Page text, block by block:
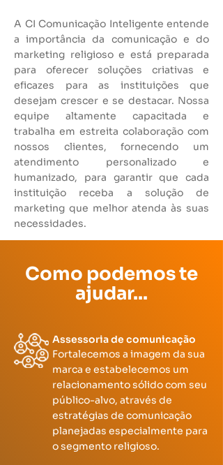
A CI Comunicação Inteligente entende
a importância da comunicação e do
marketing religioso e está preparada
para oferecer soluções criativas e
eficazes para as instituições que
desejam crescer e se destacar. Nossa
equipe altamente capacitada e
trabalha em estreita colaboração com
nossos clientes, fornecendo um
atendimento personalizado e
humanizado, para garantir que cada
instituição receba a solução de
marketing que melhor atenda às suas
necessidades.
Como podemos te
ajudar...
Assessoria de comunicação
Fortalecemos a imagem da sua
marca e estabelecemos um
relacionamento sólido com seu
público-alvo, através de
estratégias de comunicação
planejadas especialmente para
o segmento religioso.